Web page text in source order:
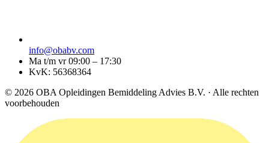
info@obabv.com
Ma t/m vr 09:00 – 17:30
KvK: 56368364
© 2026 OBA Opleidingen Bemiddeling Advies B.V. · Alle rechten
voorbehouden